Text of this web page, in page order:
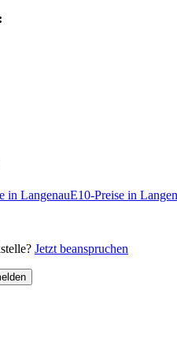
in LangenauE10-Preise in
Jetzt beanspruchen